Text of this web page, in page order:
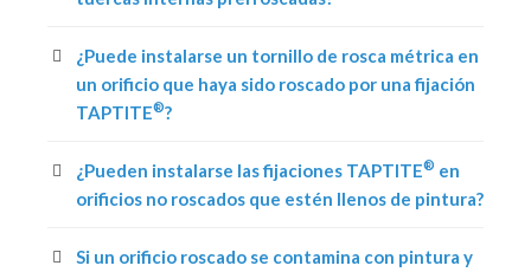
¿Puede instalarse un tornillo de rosca métrica en
un orificio que haya sido roscado por una fijación
TAPTITE®?
¿Pueden instalarse las fijaciones TAPTITE® en
orificios no roscados que estén llenos de pintura?
Si un orificio roscado se contamina con pintura y